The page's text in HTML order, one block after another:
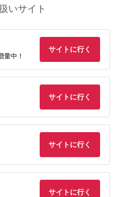
いサイト
量中！
サイトに行く
サイトに行く
サイトに行く
サイトに行く